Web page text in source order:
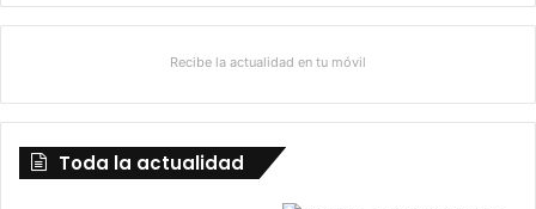
Recibe la actualidad en tu móvil
Toda la actualidad